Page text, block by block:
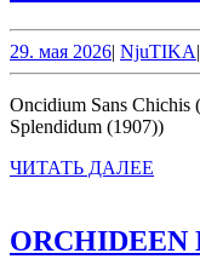
29. мая 202629.
мая
2026
| NjuTIKA|
Oncidium Sans Chichis (Oncidium hyphaematicum x Oncidium
Splendidum (1907))
ЧИТАТЬ ДАЛЕЕ
ORCHIDEEN